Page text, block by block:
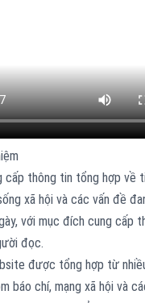
cấp thông tin tổng hợp về
xã hội và các vấn đề
với mục đích cung cấp
đọc.
được tổng hợp từ
báo chí, mạng xã hội và